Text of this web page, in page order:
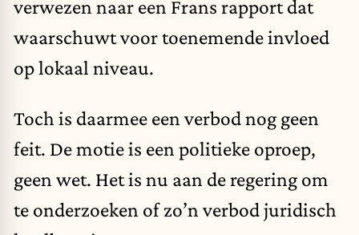
verwezen naar een Frans rapport dat
waarschuwt voor toenemende invloed
op lokaal niveau.
Toch is daarmee een verbod nog geen
feit. De motie is een politieke oproep,
geen wet. Het is nu aan de regering om
te onderzoeken of zo’n verbod juridisch